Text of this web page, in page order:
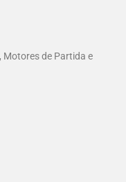
Motores de Partida e